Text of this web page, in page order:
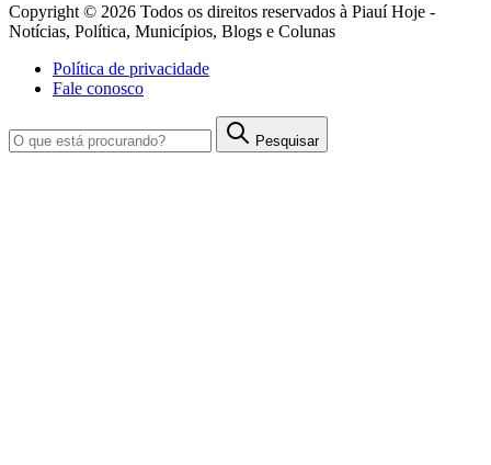
Copyright © 2026 Todos os direitos reservados à Piauí Hoje -
Notícias, Política, Municípios, Blogs e Colunas
Política de privacidade
Fale conosco
Pesquisar